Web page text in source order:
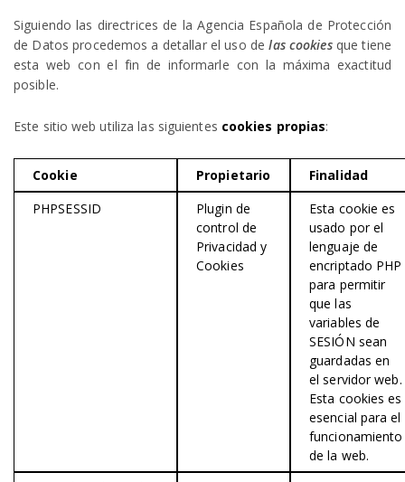
Siguiendo las directrices de la Agencia Española de Protección
de Datos procedemos a detallar el uso delas cookiesque tiene
esta web con el fin de informarle con la máxima exactitud
posible.
Este sitio web utiliza las siguientes cookies propias:
Cookie Propietario
Finalidad
PHPSESSID
Plugin de
control de
Privacidad y
Cookies
Esta cookie es
usado por el
lenguaje de
encriptado PHP
para permitir
que las
variables de
SESIÓN sean
guardadas en
el servidor web.
Esta cookies es
esencial para el
funcionamiento
de la web.